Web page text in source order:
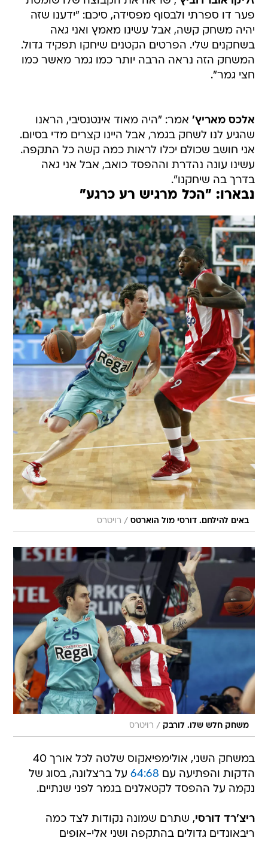
פער דו ספרתי ולבסוף מפסידה, סיכם: "ידענו שזה
יהיה משחק קשה, אבל עשינו מאמץ ואני גאה
בשחקנים שלי. הפרטים הקטנים שיחקו תפקיד גדול.
המשחק הזה נראה הרבה יותר כמו גמר מאשר כמו
חצי גמר".
אלכס מאריץ' אמר: "היה מאוד אינטנסיבי, הראנו
שהגיע לנו לשחק בגמר, אבל היינו קצרים מדי בסיום.
אני חושב שכולם יכלו לראות כמה קשה כל התקפה.
עשינו עונה נהדרת וההפסד כואב, אבל אני גאה
בדרך בה שיחקנו".
נבארו: "הכל מרגיש רע כרגע"
באים להילחם. דורסי מול הוארטס / רויטרס
משחק חלש שלו. לורבק / רויטרס
במשחק השני, אולימפיאקוס שלטה לכל אורך 40
הדקות והפתיעה עם 64:68 על ברצלונה, בסוג של
נקמה על ההפסד לקטאלנים בגמר לפני שנתיים.
ריצ'רד דורסי, שתרם שמונה נקודות לצד כמה
ריבאונדים גדולים בהתקפה ושני אלי-אופים